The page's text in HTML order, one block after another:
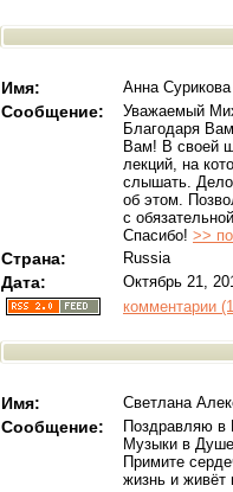
Имя: Анна Сурикова
Сообщение:
Уважаемый
Благодаря
Вам! В своей
лекций, на
слышать. Дело
об этом.
с
Спасибо! >>
Страна: Russia
Дата:
Октябрь 21,
комментарии
Имя: Cветлана
Сообщение:
Поздравляю
Музыки в
Примите
жизнь и живёт